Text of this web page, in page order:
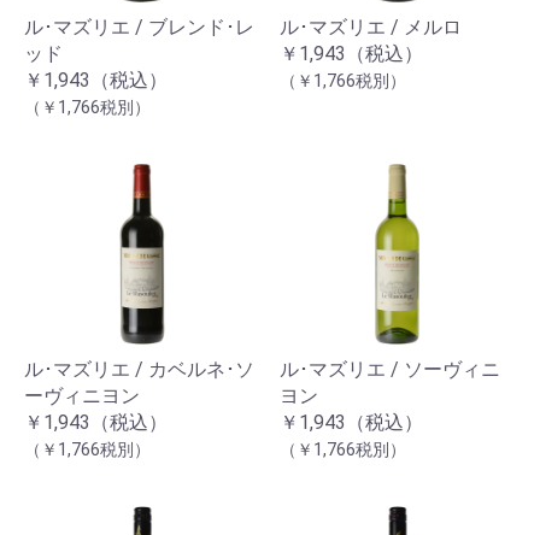
ル･マズリエ / ブレンド･レ
ッド
￥1,943（税込）
（￥1,766税別）
ル･マズリエ / メルロ
￥1,943（税込）
（￥1,766税別）
ル･マズリエ / カベルネ･ソ
ーヴィニヨン
￥1,943（税込）
（￥1,766税別）
ル･マズリエ / ソーヴィニ
ヨン
￥1,943（税込）
（￥1,766税別）
お買い物を続ける カートへ進む